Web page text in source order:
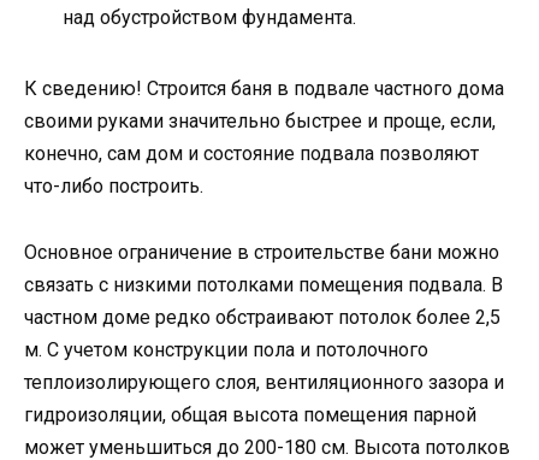
над обустройством фундамента.
К сведению! Строится баня в подвале частного дома
своими руками значительно быстрее и проще, если,
конечно, сам дом и состояние подвала позволяют
что-либо построить.
Основное ограничение в строительстве бани можно
связать с низкими потолками помещения подвала. В
частном доме редко обстраивают потолок более 2,5
м. С учетом конструкции пола и потолочного
теплоизолирующего слоя, вентиляционного зазора и
гидроизоляции, общая высота помещения парной
может уменьшиться до 200-180 см. Высота потолков